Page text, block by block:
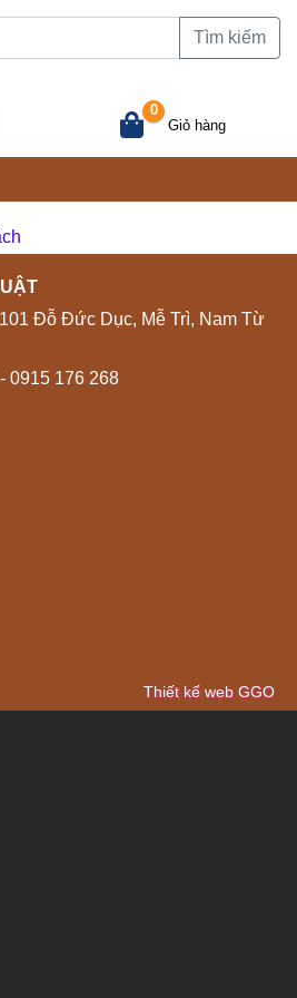
Tìm kiếm
0
Giỏ hàng
Đỗ Đức Dục, Mễ Trì, Nam Từ
- 0915 176 268
Thiết kế web GGO